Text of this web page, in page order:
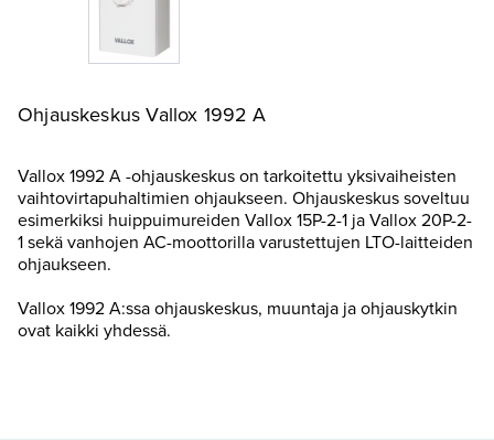
Ohjauskeskus Vallox 1992 A
Vallox 1992 A -ohjauskeskus on tarkoitettu yksivaiheisten
vaihtovirtapuhaltimien ohjaukseen. Ohjauskeskus soveltuu
esimerkiksi huippuimureiden Vallox 15P-2-1 ja Vallox 20P-2-
1 sekä vanhojen AC-moottorilla varustettujen LTO-laitteiden
ohjaukseen.
Vallox 1992 A:ssa ohjauskeskus, muuntaja ja ohjauskytkin
ovat kaikki yhdessä.